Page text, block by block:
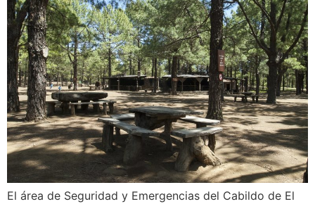
El área de Seguridad y Emergencias del Cabildo de El